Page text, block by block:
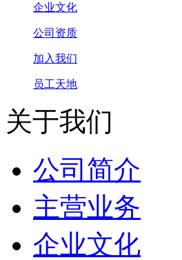
企业文化
公司资质
加入我们
员工天地
关于我们
公司简介
主营业务
企业文化